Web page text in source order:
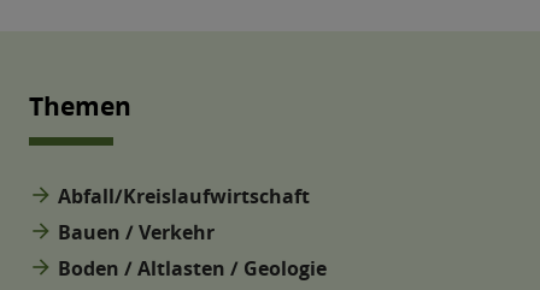
Themen
arrow_forward Abfall/Kreislaufwirtschaft
arrow_forward Bauen / Verkehr
arrow_forward Boden / Altlasten / Geologie